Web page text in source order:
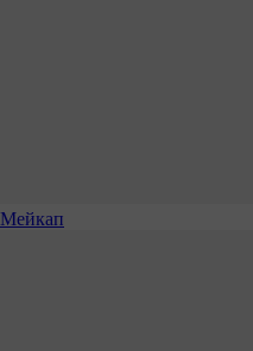
Мейкап